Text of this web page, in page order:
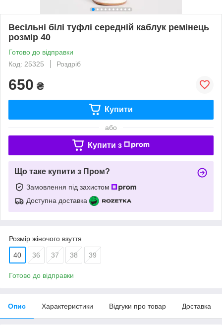
Весільні білі туфлі середній каблук ремінець
розмір 40
Готово до відправки
Код: 25325
Роздріб
650 ₴
Купити
або
Купити з
Що таке купити з Пром?
Замовлення під захистом
Доступна доставка
Розмір жіночого взуття
40 36 37 38 39
Готово до відправки
Опис Характеристики Відгуки про товар Доставка